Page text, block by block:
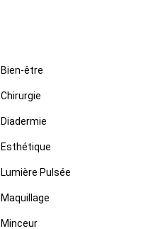
Bien-être
Chirurgie
Diadermie
Esthétique
Lumière Pulsée
Maquillage
Minceur